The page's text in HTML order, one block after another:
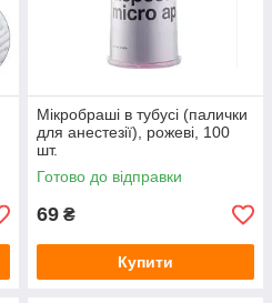
Мікробраші в тубусі (палички
для анестезії), рожеві, 100
шт.
Готово до відправки
69 ₴
Купити